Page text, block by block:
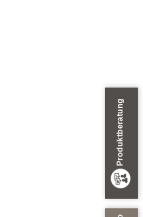
Produktberatung